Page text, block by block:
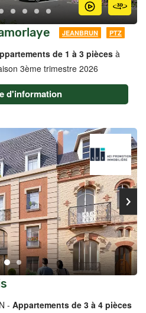
JEANBRUN PTZ
de 1 à 3 pièces à
3ème trimestre 2026
d'information
- Appartements de 3 à 4 pièces